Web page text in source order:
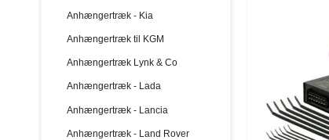
Anhængertræk - Kia
Anhængertræk til KGM
Anhængertræk Lynk & Co
Anhængertræk - Lada
Anhængertræk - Lancia
Anhængertræk - Land Rover